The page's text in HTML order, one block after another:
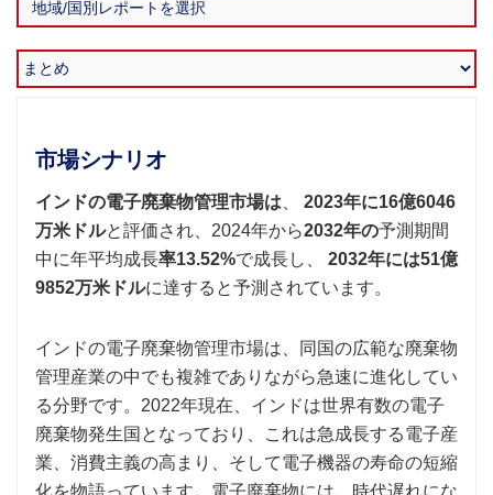
市場シナリオ
インドの電子廃棄物管理市場は
2023年に16億6046
万米ドルと評価され、2024年から2032年の予測期間
中に年平均成長率13.52%で成長し、 2032年には51億
9852万米ドルに達すると予測されています。
インドの電子廃棄物管理市場は、同国の広範な廃棄物
管理産業の中でも複雑でありながら急速に進化してい
る分野です。2022年現在、インドは世界有数の電子
廃棄物発生国となっており、これは急成長する電子産
業、消費主義の高まり、そして電子機器の寿命の短縮
化を物語っています。電子廃棄物には、時代遅れにな